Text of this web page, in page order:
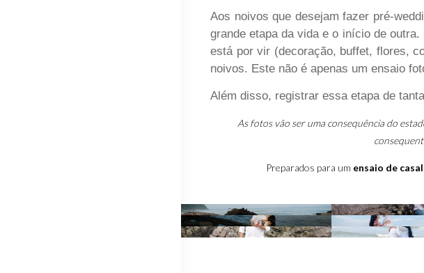
Aos noivos que desejam fazer pré-
grande etapa da vida e o início de
está por vir (decoração, buffet, flores,
noivos. Este não é apenas um ensaio
Além disso, registrar essa etapa de
As fotos vão ser uma consequência do
Preparados para um ensaio de casal